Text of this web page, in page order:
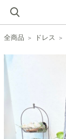
全商品 ドレス